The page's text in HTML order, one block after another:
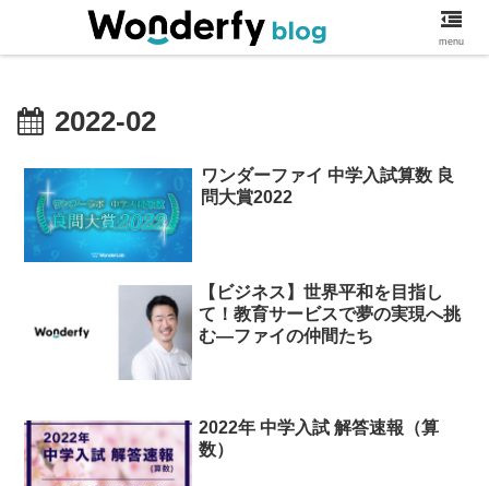
ワンダーファイブログ
2022-02
ワンダーファイ 中学入試算数 良
問大賞2022
【ビジネス】世界平和を目指し
て！教育サービスで夢の実現へ挑
む―ファイの仲間たち
2022年 中学入試 解答速報（算
数）
menu